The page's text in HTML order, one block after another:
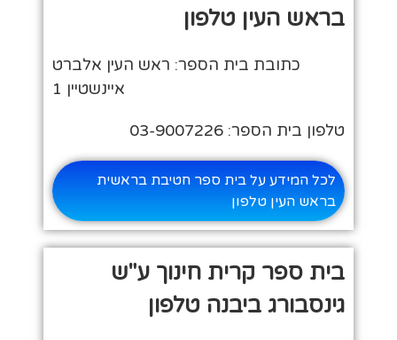
בראש העין טלפון
כתובת בית הספר: ראש העין אלברט
איינשטיין 1
טלפון בית הספר: 03-9007226
לכל המידע על בית ספר חטיבת בראשית
בראש העין טלפון
בית ספר קרית חינוך ע"ש
גינסבורג ביבנה טלפון